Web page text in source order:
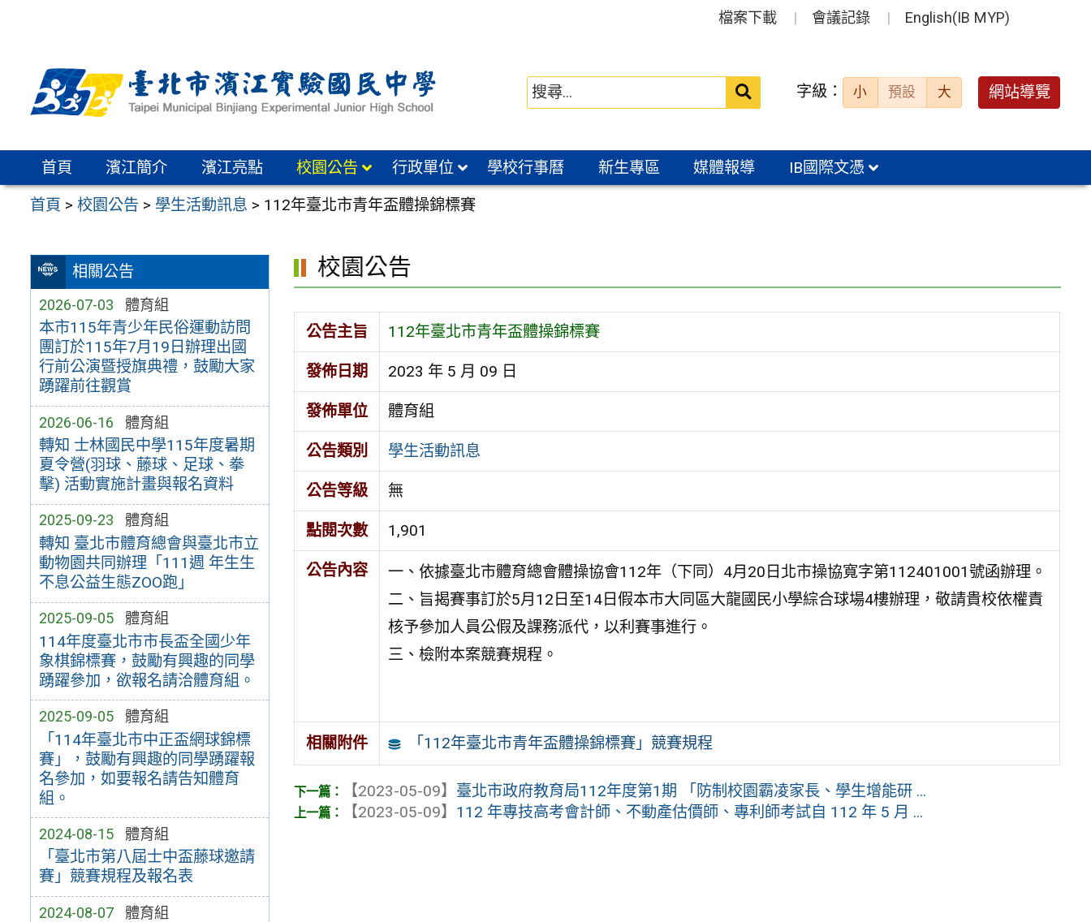
區
檔案下載 會議記錄 English(IB MYP)
送出 字級： 小 預設 大 網站導覽
首頁 濱江簡介 濱江亮點 校園公告 行政單位 學校行事曆 新生專區 媒體報導 IB國際文憑
首頁 >校園公告 > 學生活動訊息 > 112年臺北市青年盃體操錦標賽
相關公告
2026-07-03 體育組
本市115年青少年民俗運動訪問
團訂於115年7月19日辦理出國
行前公演暨授旗典禮，鼓勵大家
踴躍前往觀賞
2026-06-16 體育組
轉知 士林國民中學115年度暑期
夏令營(羽球、藤球、足球、拳
擊) 活動實施計畫與報名資料
2025-09-23 體育組
轉知 臺北市體育總會與臺北市立
動物園共同辦理「111週 年生生
不息公益生態ZOO跑」
2025-09-05 體育組
114年度臺北市市長盃全國少年
象棋錦標賽，鼓勵有興趣的同學
踴躍參加，欲報名請洽體育組。
2025-09-05 體育組
「114年臺北市中正盃網球錦標
賽」，鼓勵有興趣的同學踴躍報
名參加，如要報名請告知體育
組。
2024-08-15 體育組
「臺北市第八屆士中盃藤球邀請
賽」競賽規程及報名表
2024-08-07 體育組
校園公告
公告主旨 112年臺北市青年盃體操錦標賽
發佈日期 2023 年 5 月 09 日
發佈單位 體育組
公告類別 學生活動訊息
公告等級 無
點閱次數 1,901
公告內容
一、依據臺北市體育總會體操協會112年（下同）4月20日北市操協寬字第112401001號函辦理。
二、旨揭賽事訂於5月12日至14日假本市大同區大龍國民小學綜合球場4樓辦理，敬請貴校依權責
核予參加人員公假及課務派代，以利賽事進行。
三、檢附本案競賽規程。
相關附件 「112年臺北市青年盃體操錦標賽」競賽規程
【2023-05-09】 臺北市政府教育局112年度第1期 「防制校園霸凌家長、學生增能研 ...
【2023-05-09】 112 年專技高考會計師、不動產估價師、專利師考試自 112 年 5 月 ...